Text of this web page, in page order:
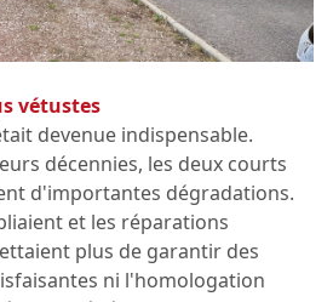
vétustes
devenue indispensable.
décennies, les deux courts
d'importantes dégradations.
et les réparations
plus de garantir des
ni l'homologation